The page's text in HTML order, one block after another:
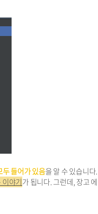
들어가 있음을 알 수 있습니다
야기가 됩니다. 그런데, 장고